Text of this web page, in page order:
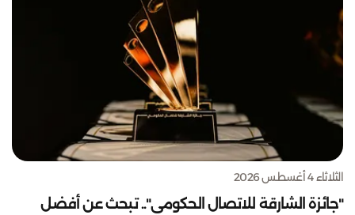
الثلاثاء 4 أغسطس 2026
"جائزة الشارقة للاتصال الحكومي".. تبحث عن أفضل